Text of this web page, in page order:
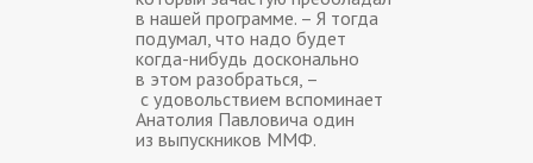
в нашей программе. – Я тогда
подумал, что надо будет
когда-нибудь досконально
в этом разобраться, –
с удовольствием вспоминает
Анатолия Павловича один
из выпускников ММФ.